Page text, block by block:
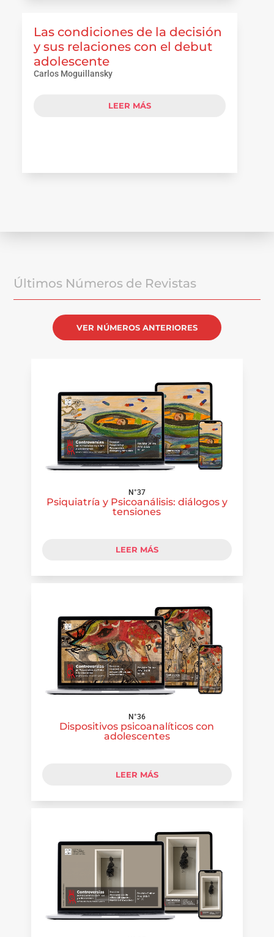
Las condiciones de la decisión
y sus relaciones con el debut
adolescente
Carlos Moguillansky
LEER MÁS
Últimos Números de Revistas
VER NÚMEROS ANTERIORES
N°37
Psiquiatría y Psicoanálisis: diálogos y
tensiones
LEER MÁS
N°36
Dispositivos psicoanalíticos con
adolescentes
LEER MÁS